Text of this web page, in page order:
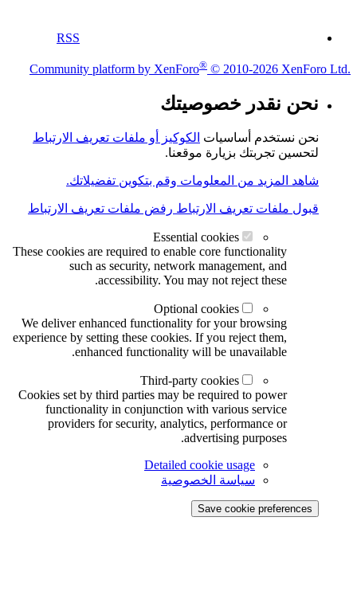
RSS
Community platform by XenForo® © 2010-2026 XenForo Ltd.
نحن نقدر خصوصيتك
نحن نستخدم أساسيات الكوكيز أو ملفات تعريف الارتباط
لتحسين تجربتك بزيارة موقعنا.
شاهد المزيد من المعلومات وقم بتكوين تفضيلاتك.
قبول ملفات تعريف الارتباط رفض ملفات تعريف الارتباط
Essential cookies
These cookies are required to enable core functionality
such as security, network management, and
accessibility. You may not reject these.
Optional cookies
We deliver enhanced functionality for your browsing
experience by setting these cookies. If you reject them,
enhanced functionality will be unavailable.
Third-party cookies
Cookies set by third parties may be required to power
functionality in conjunction with various service
providers for security, analytics, performance or
advertising purposes.
Detailed cookie usage
سياسة الخصوصية
Save cookie preferences